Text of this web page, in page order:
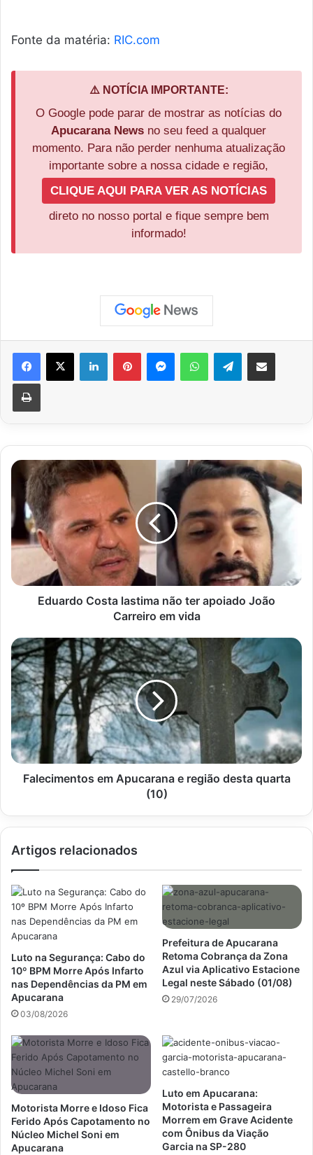
Fonte da matéria: RIC.com
⚠️ NOTÍCIA IMPORTANTE:
O Google pode parar de mostrar as notícias do
Apucarana News no seu feed a qualquer
momento. Para não perder nenhuma atualização
importante sobre a nossa cidade e região,
CLIQUE AQUI PARA VER AS NOTÍCIAS
direto no nosso portal e fique sempre bem
informado!
Facebook
X LinkedinPinterestMessengerWhatsAppTelegramCompartilhar via e-mail
Imprimir
Eduardo
Costa
lastima
não
ter
apoiado
em
Eduardo Costa lastima não ter apoiado João
Carreiro em vida
Falecimentos
em
Apucarana
e
região
desta
quarta
(10)
Falecimentos em Apucarana e região desta quarta
(10)
Artigos relacionados
Luto na Segurança: Cabo do
10º BPM Morre Após Infarto
nas Dependências da PM em
Apucarana
03/08/2026
Prefeitura de Apucarana
Retoma Cobrança da Zona
Azul via Aplicativo Estacione
Legal neste Sábado (01/08)
29/07/2026
Motorista Morre e Idoso Fica
Ferido Após Capotamento no
Núcleo Michel Soni em
Apucarana
Luto em Apucarana:
Motorista e Passageira
Morrem em Grave Acidente
com Ônibus da Viação
Garcia na SP-280